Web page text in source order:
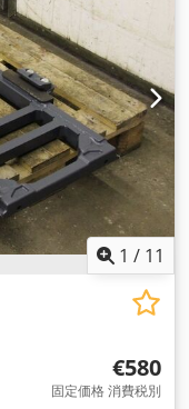
1 / 11
€580
固定価格 消費税別